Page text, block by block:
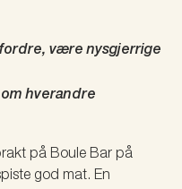
være nysgjerrige
hverandre
på Boule Bar på
god mat. En